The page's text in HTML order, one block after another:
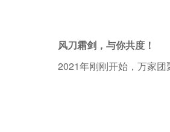
风刀霜剑，与你共度！
2021年刚刚开始，万家